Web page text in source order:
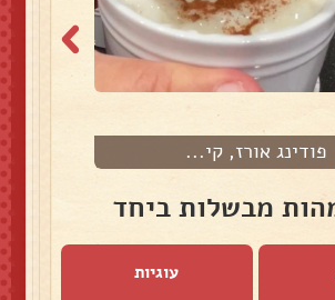
פודינג אורז, קי...
מבשלות ביחד
עוגיות